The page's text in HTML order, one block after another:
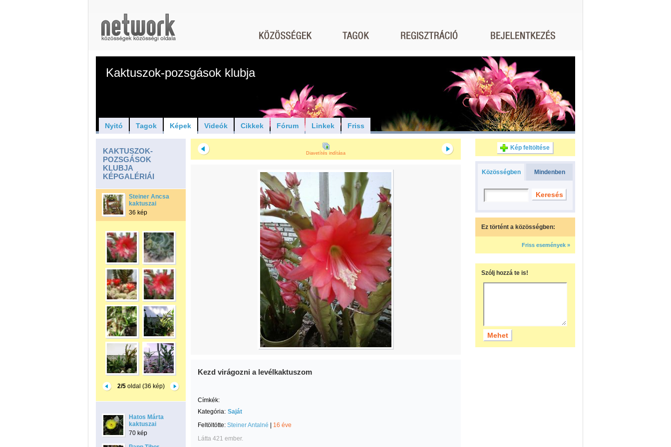
Kaktuszok-pozsgások klubja
Nyitó Tagok Képek Videók Cikkek Fórum Linkek Friss
KAKTUSZOK-
POZSGÁSOK
KLUBJA
KÉPGALÉRIÁI
Steiner Ancsa
kaktuszai
36 kép
2/5oldal (36 kép)
Hatos Márta
kaktuszai
70 kép
Diavetítés indítása
Kezd virágozni a levélkaktuszom
Címkék:
Kategória: Saját
Feltöltötte: Steiner Antalné
16 éve
Látta 421 ember.
Kép feltöltése
Közösségben Mindenben
Ez történt a közösségben:
Friss események »
Szólj hozzá te is!